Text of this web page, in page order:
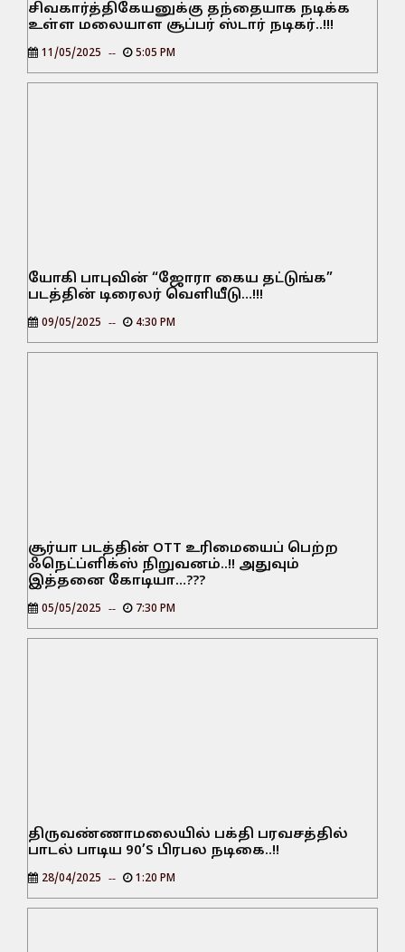
சிவகார்த்திகேயனுக்கு தந்தையாக நடிக்க
உள்ள மலையாள சூப்பர் ஸ்டார் நடிகர்..!!!
11/05/2025 5:05 PM
யோகி பாபுவின் “ஜோரா கைய தட்டுங்க”
படத்தின் டிரைலர் வெளியீடு…!!!
09/05/2025 4:30 PM
சூர்யா படத்தின் OTT உரிமையைப் பெற்ற
ஃநெட்ப்ளிக்ஸ் நிறுவனம்..!! அதுவும்
இத்தனை கோடியா…???
05/05/2025 7:30 PM
திருவண்ணாமலையில் பக்தி பரவசத்தில்
பாடல் பாடிய 90’S பிரபல நடிகை..!!
28/04/2025 1:20 PM